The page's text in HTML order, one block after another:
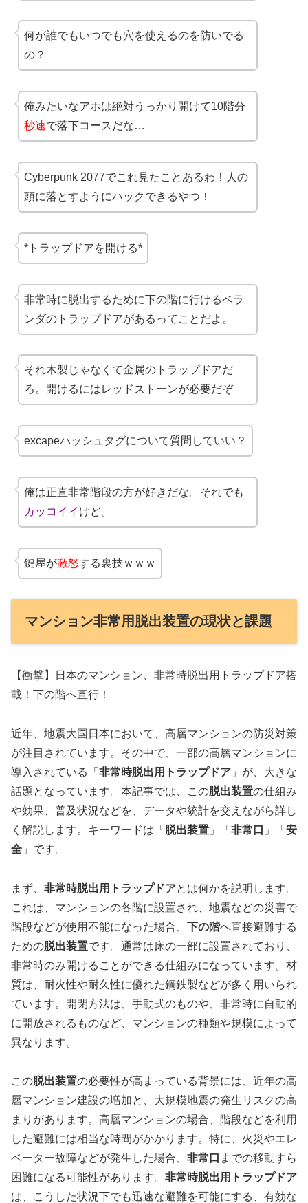
何が誰でもいつでも穴を使えるのを防いでる
の？
俺みたいなアホは絶対うっかり開けて10階分
秒速で落下コースだな…
Cyberpunk 2077でこれ見たことあるわ！人の
頭に落とすようにハックできるやつ！
*トラップドアを開ける*
非常時に脱出するために下の階に行けるベラ
ンダのトラップドアがあるってことだよ。
それ木製じゃなくて金属のトラップドアだ
ろ。開けるにはレッドストーンが必要だぞ
excapeハッシュタグについて質問していい？
俺は正直非常階段の方が好きだな。それでも
カッコイイ けど。
鍵屋が激怒する裏技ｗｗｗ
マンション非常用脱出装置の現状と課題
【衝撃】日本のマンション、非常時脱出用トラップドア搭
載！下の階へ直行！
近年、地震大国日本において、高層マンションの防災対策
が注目されています。その中で、一部の高層マンションに
導入されている「 非常時脱出用トラップドア 」が、大きな
話題となっています。本記事では、この脱出装置の仕組み
や効果、普及状況などを、データや統計を交えながら詳し
く解説します。キーワードは「 脱出装置 」「 非常口 」「 安
全 」です。
まず、 非常時脱出用トラップドアとは何かを説明します。
これは、マンションの各階に設置され、地震などの災害で
階段などが使用不能になった場合、 下の階へ直接避難する
ための脱出装置です。通常は床の一部に設置されており、
非常時のみ開けることができる仕組みになっています。材
質は、耐火性や耐久性に優れた鋼鉄製などが多く用いられ
ています。開閉方法は、手動式のものや、非常時に自動的
に開放されるものなど、マンションの種類や規模によって
異なります。
この脱出装置の必要性が高まっている背景には、近年の高
層マンション建設の増加と、大規模地震の発生リスクの高
まりがあります。高層マンションの場合、階段などを利用
した避難には相当な時間がかかります。特に、火災やエレ
ベーター故障などが発生した場合、 非常口 までの移動すら
困難になる可能性があります。 非常時脱出用トラップドア
は、こうした状況下でも迅速な避難を可能にする、有効な